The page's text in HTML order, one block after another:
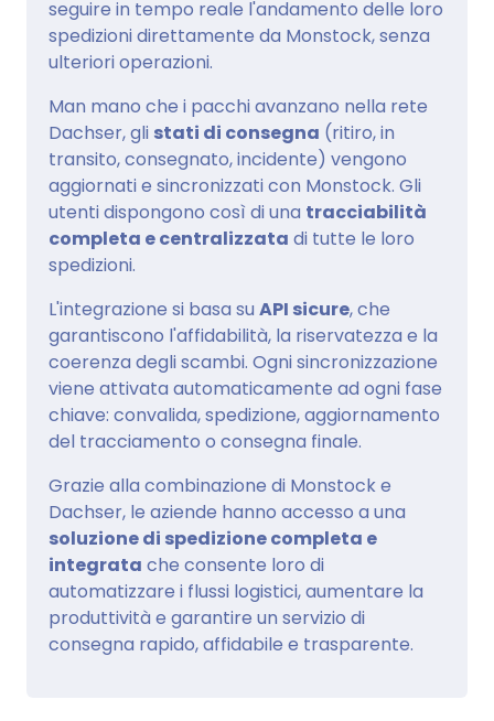
seguire in tempo reale l'andamento delle loro
spedizioni direttamente da Monstock, senza
ulteriori operazioni.
Man mano che i pacchi avanzano nella rete
Dachser, gli stati di consegna (ritiro, in
transito, consegnato, incidente) vengono
aggiornati e sincronizzati con Monstock. Gli
utenti dispongono così di una tracciabilità
completa e centralizzata di tutte le loro
spedizioni.
L'integrazione si basa su API sicure, che
garantiscono l'affidabilità, la riservatezza e la
coerenza degli scambi. Ogni sincronizzazione
viene attivata automaticamente ad ogni fase
chiave: convalida, spedizione, aggiornamento
del tracciamento o consegna finale.
Grazie alla combinazione di Monstock e
Dachser, le aziende hanno accesso a una
soluzione di spedizione completa e
integrata che consente loro di
automatizzare i flussi logistici, aumentare la
produttività e garantire un servizio di
consegna rapido, affidabile e trasparente.